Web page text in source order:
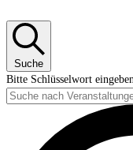
Suche
Bitte Schlüsselwort